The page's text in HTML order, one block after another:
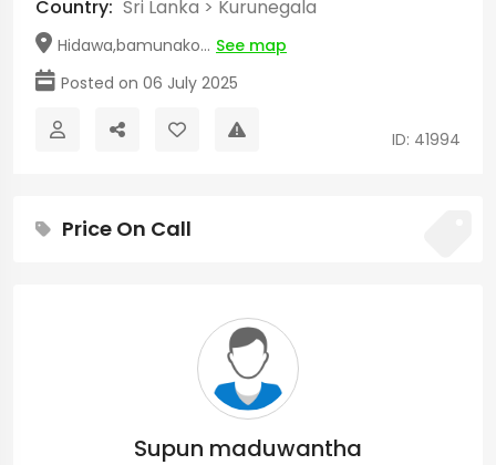
Country: Sri Lanka > Kurunegala
Hidawa,bamunako... See map
Posted on 06 July 2025
ID: 41994
Price On Call
Supun maduwantha